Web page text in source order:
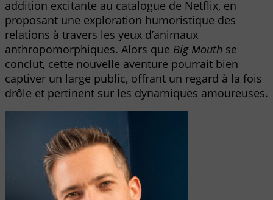
addition excitante au catalogue de Netflix, en
proposant une exploration humoristique des
relations à travers les yeux d’animaux
anthropomorphiques. Alors que Big Mouth se
conclut, cette nouvelle aventure pourrait bien
captiver un large public, offrant un regard à la fois
drôle et pertinent sur les dynamiques amoureuses.